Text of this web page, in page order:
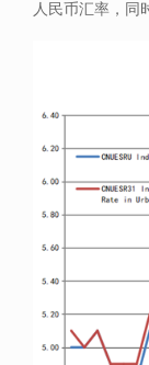
人民币汇率，同